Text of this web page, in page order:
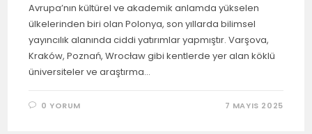
Avrupa’nın kültürel ve akademik anlamda yükselen
ülkelerinden biri olan Polonya, son yıllarda bilimsel
yayıncılık alanında ciddi yatırımlar yapmıştır. Varşova,
Kraków, Poznań, Wrocław gibi kentlerde yer alan köklü
üniversiteler ve araştırma…
0 YORUM 7 MAYIS 2025